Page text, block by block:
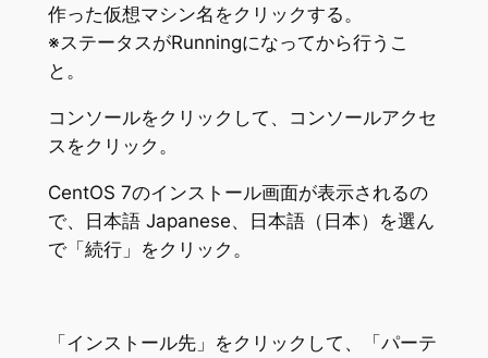
作った仮想マシン名をクリックする。
※ステータスがRunningになってから行うこ
と。
コンソールをクリックして、コンソールアクセ
スをクリック。
CentOS 7のインストール画面が表示されるの
で、日本語 Japanese、日本語（日本）を選ん
で「続行」をクリック。
「インストール先」をクリックして、「パーテ